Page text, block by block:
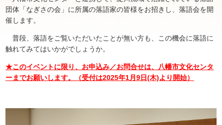
団体「なぎさの会」に所属の落語家の皆様をお招きし、落語会を開
催します。
普段、落語をご覧いただいたことが無い方も、この機会に落語に
触れてみてはいかがでしょうか。
★このイベントに限り、お申込み／お問合せは、八幡市文化センタ
ーまでお願いします。（受付は2025年1月9日(木)より開始）